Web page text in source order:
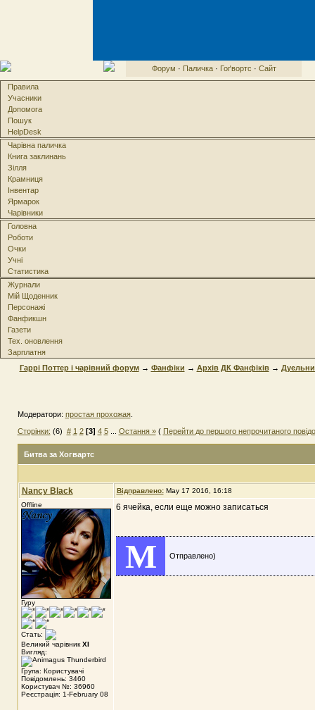
Форум · Паличка· Гоґвортс · Сайт
Правила
Учасники
Допомога
Пошук
HelpDesk
Чарівна паличка
Книга заклинань
Зілля
Крамниця
Інвентар
Ярмарок
Чарівники
Головна
Роботи
Очки
Учні
Статистика
Журнали
Мій Щоденник
Персонажі
Фанфикшн
Газети
Тех. оновлення
Зарплатня
Гаррі Поттер і чарівний форум→ Фанфіки → Архів ДК Фанфіків→
Модератори: простая прохожая.
Сторінки: (6) # 1 2 [3] 4 5... Остання »( Перейти до першого непрочитаного
Битва за Хогвартс
Nancy Black Відправлено: May 17 2016, 16:18
Offline
Гуру
Стать:
Великий чарівник XI
Вигляд:
Група: Користувачі
Повідомлень: 3460
Користувач №: 36960
Реєстрація: 1-February 08
6 ячейка, если еще можно записаться
M Отправлено)